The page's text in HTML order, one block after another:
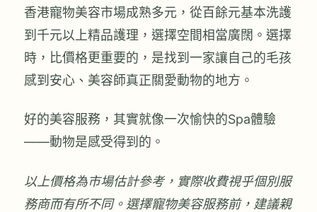
香港寵物美容市場成熟多元，從百餘元基本洗護
到千元以上精品護理，選擇空間相當廣闊。選擇
時，比價格更重要的，是找到一家讓自己的毛孩
感到安心、美容師真正關愛動物的地方。
好的美容服務，其實就像一次愉快的Spa體驗
——動物是感受得到的。
以上價格為市場估計參考，實際收費視乎個別服
務商而有所不同。選擇寵物美容服務前，建議親